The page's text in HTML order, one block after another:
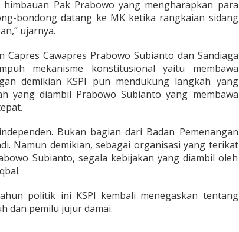
Pak Prabowo yang mengharapkan para
bondong datang ke MK ketika rangkaian sidang
ujarnya.
Capres Cawapres Prabowo Subianto dan Sandiaga
mekanisme konstitusional yaitu membawa
demikian KSPI pun mendukung langkah yang
yang diambil Prabowo Subianto yang membawa
Bukan bagian dari Badan Pemenangan
Namun demikian, sebagai organisasi yang terikat
Subianto, segala kebijakan yang diambil oleh
politik ini KSPI kembali menegaskan tentang
dan pemilu jujur damai.